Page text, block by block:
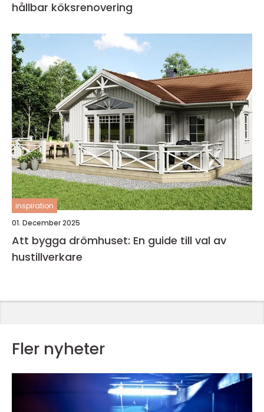
hållbar köksrenovering
inspiration
01. December 2025
Att bygga drömhuset: En guide till val av
hustillverkare
Fler nyheter